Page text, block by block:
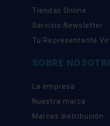
Tiendas Online
Servicio Newsletter
Tu Representante
SOBRE
La empresa
Nuestra marca
Marcas distribución